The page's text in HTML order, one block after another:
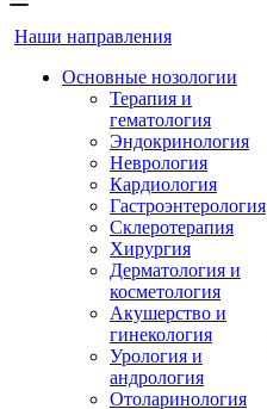
Наши направления
Основные нозологии
Терапия и
гематология
Эндокринология
Неврология
Кардиология
Гастроэнтерология
Склеротерапия
Хирургия
Дерматология и
косметология
Акушерство и
гинекология
Урология и
андрология
Отоларинология